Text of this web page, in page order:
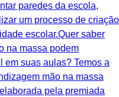
paredes da escola,
um processo de criação
escolar.Quer saber
na massa podem
em suas aulas? Temos a
mão na massa
pela premiada